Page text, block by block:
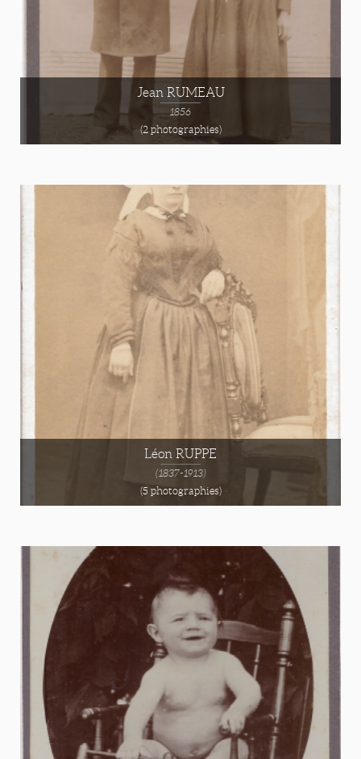
Jean RUMEAU
1856
(2 photographies)
Léon RUPPE
(1837-1913)
(5 photographies)